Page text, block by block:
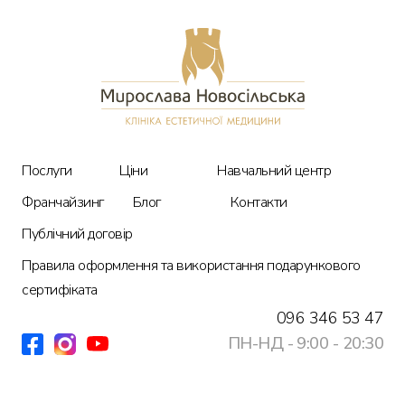
Блог
Контакти
096 346 53 47
Послуги Ціни
Навчальний центр
Франчайзинг
Блог
Контакти
Публічний договір
Правила оформлення та використання подарункового
сертифіката
096 346 53 47
ПН-НД - 9:00 - 20:30